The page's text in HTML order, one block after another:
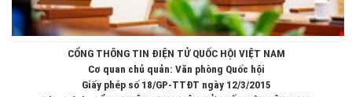
CỔNG THÔNG TIN ĐIỆN TỬ QUỐC HỘI VIỆT NAM
Cơ quan chủ quản: Văn phòng Quốc hội
Giấy phép số 18/GP-TTĐT ngày 12/3/2015